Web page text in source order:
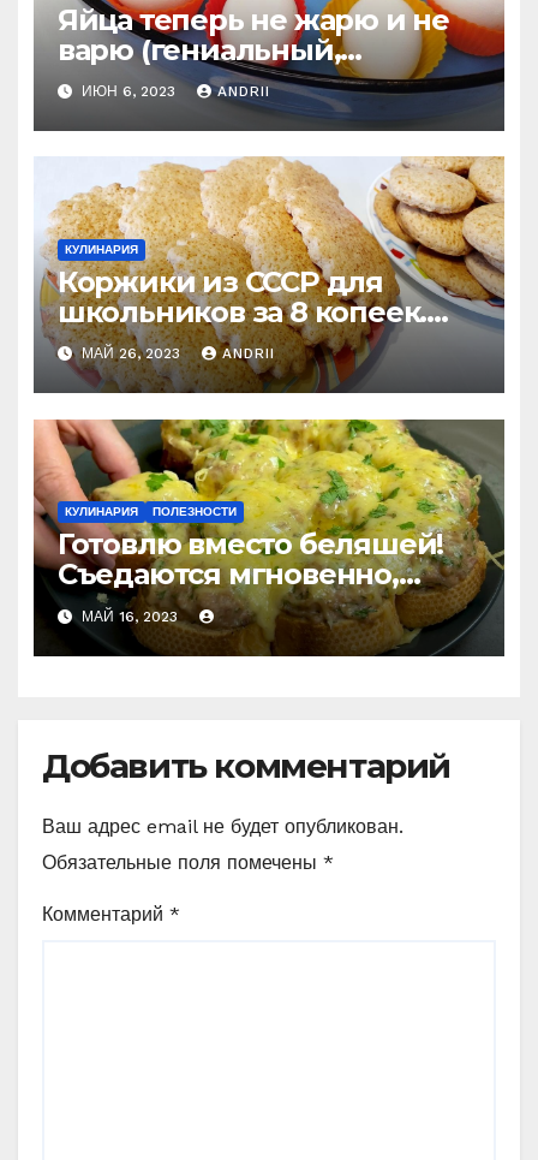
Яйца теперь не жарю и не
варю (гениальный,
старинный рецепт) вкуснее
яиц я еще не ела
ИЮН 6, 2023 ANDRII
КУЛИНАРИЯ
Коржики из СССР для
школьников за 8 копеек.
Рецепт моего счастливого
детства
МАЙ 26, 2023 ANDRII
КУЛИНАРИЯ ПОЛЕЗНОСТИ
Готовлю вместо беляшей!
Съедаются мгновенно,
даже остыть не успеют!
МАЙ 16, 2023
Добавить комментарий
Ваш адрес email не будет опубликован.
Обязательные поля помечены *
Комментарий *